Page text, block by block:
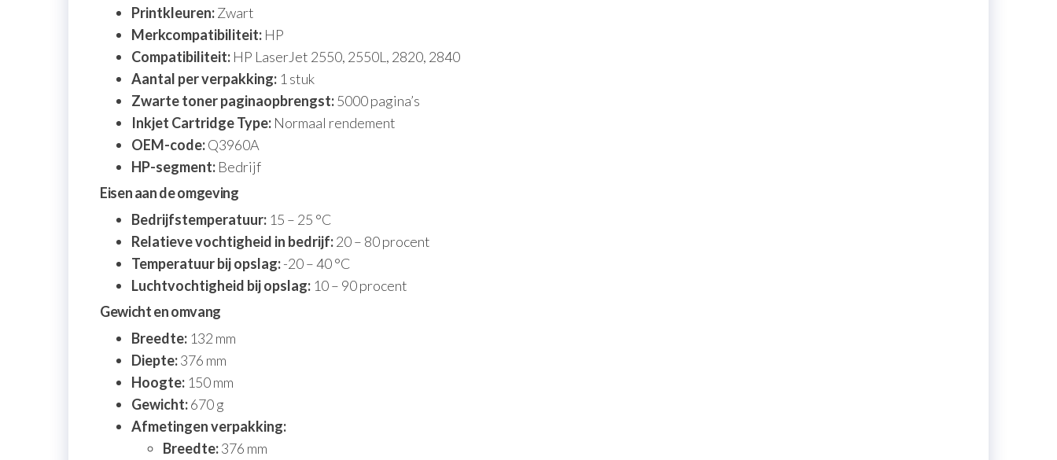
Printkleuren:Zwart
Merkcompatibiliteit: HP
Compatibiliteit: HP LaserJet 2550, 2550L, 2820, 2840
Aantal per verpakking: 1 stuk
Zwarte toner paginaopbrengst:5000 pagina’s
Inkjet Cartridge Type: Normaal rendement
OEM-code:Q3960A
HP-segment: Bedrijf
Eisen aan de omgeving
Bedrijfstemperatuur: 15 – 25 °C
Relatieve vochtigheid in bedrijf:20 – 80 procent
Temperatuur bij opslag:-20 – 40 °C
Luchtvochtigheid bij opslag: 10 – 90 procent
Gewicht en omvang
Breedte: 132 mm
Diepte:376 mm
Hoogte: 150 mm
Gewicht:670 g
Afmetingen verpakking:
Breedte:376 mm